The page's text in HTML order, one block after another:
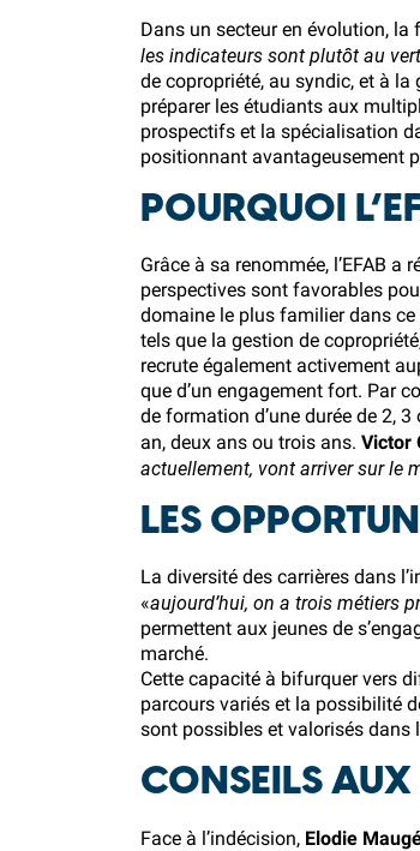
Dans un secteur en évolution, la
les indicateurs sont plutôt au
de copropriété, au syndic, et à
préparer les étudiants aux
prospectifs et la spécialisation
positionnant avantageusement
POURQUOI
Grâce à sa renommée, l’EFAB a
perspectives sont favorables
domaine le plus familier dans
tels que la gestion de
recrute également activement
que d’un engagement fort. Par
de formation d’une durée de 2,
an, deux ans ou trois ans. Victor
actuellement, vont arriver sur le
LES
La diversité des carrières dans
«aujourd’hui, on a trois métiers
permettent aux jeunes de
marché.
Cette capacité à bifurquer vers
parcours variés et la possibilité
sont possibles et valorisés dans
CONSEILS AUX
Face à l’indécision, Elodie